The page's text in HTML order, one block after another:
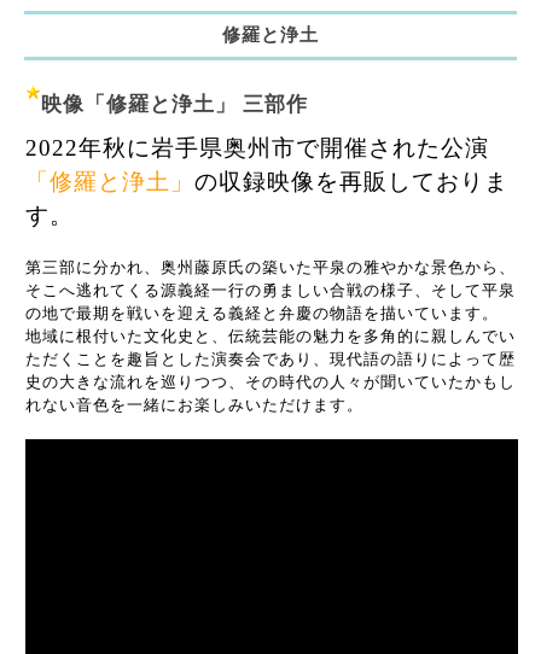
修羅と浄土
映像「修羅と浄土」 三部作
2022年秋に岩手県奥州市で開催された公演
「修羅と浄土」 の収録映像を再販しておりま
す。
第三部に分かれ、奥州藤原氏の築いた平泉の雅やかな景色から、
そこへ逃れてくる源義経一行の勇ましい合戦の様子、そして平泉
の地で最期を戦いを迎える義経と弁慶の物語を描いています。
地域に根付いた文化史と、伝統芸能の魅力を多角的に親しんでい
ただくことを趣旨とした演奏会であり、現代語の語りによって歴
史の大きな流れを巡りつつ、その時代の人々が聞いていたかもし
れない音色を一緒にお楽しみいただけます。